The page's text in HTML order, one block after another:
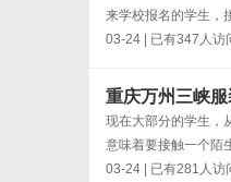
来学校报名的学生，
03-24 | 已有347人访
重庆万州三峡
现在大部分的学生，
意味着要接触一个陌
03-24 | 已有281人访